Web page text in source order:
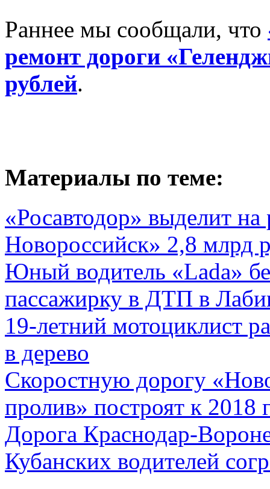
Раннее мы сообщали, что
ремонт дороги
рублей.
Материалы по теме:
«Росавтодор» выделит
Новороссийск» 2,8 млрд
Юный водитель «Lada»
пассажирку в ДТП в
19-летний мотоциклист
в дерево
Скоростную дорогу
пролив» построят к 2018
Дорога Краснодар-
Кубанских водителей